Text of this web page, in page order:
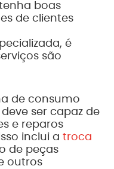
boas
de clientes
é
são
de consumo
ser capaz de
e reparos
inclui a troca
de peças
outros